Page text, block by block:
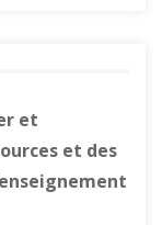
et
et des